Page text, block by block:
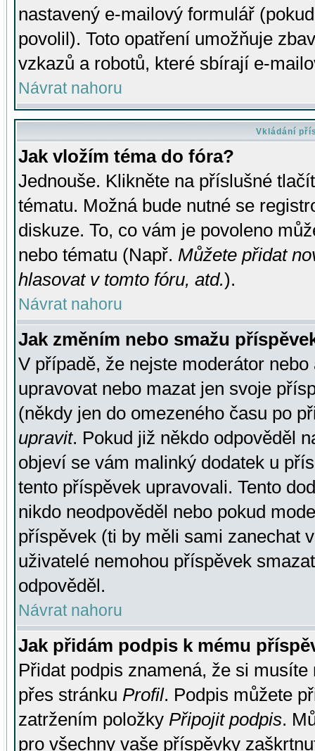
nastavený e-mailový formulář
povolil). Toto opatření umožňuje
vzkazů a robotů, které sbírají e-
Návrat nahoru
Vkládání
Jak vložím téma do fóra?
Jednouše. Klikněte na příslušné
tématu. Možná bude nutné se
diskuze. To, co vám je povoleno
nebo tématu (Např. Můžete přidat
hlasovat v tomto fóru, atd.).
Návrat nahoru
Jak změním nebo smažu
V případě, že nejste moderátor
upravovat nebo mazat jen svoje
(někdy jen do omezeného času po
upravit. Pokud již někdo odpověděl
objeví se vám malinký dodatek u
tento příspěvek upravovali. Tento
nikdo neodpověděl nebo pokud
příspěvek (ti by měli sami zanechat
uživatelé nemohou příspěvek
odpověděl.
Návrat nahoru
Jak přidám podpis k mému
Přidat podpis znamená, že si
přes stránku Profil. Podpis můžete
zatržením položky Připojit podpis.
pro všechny vaše příspěvky